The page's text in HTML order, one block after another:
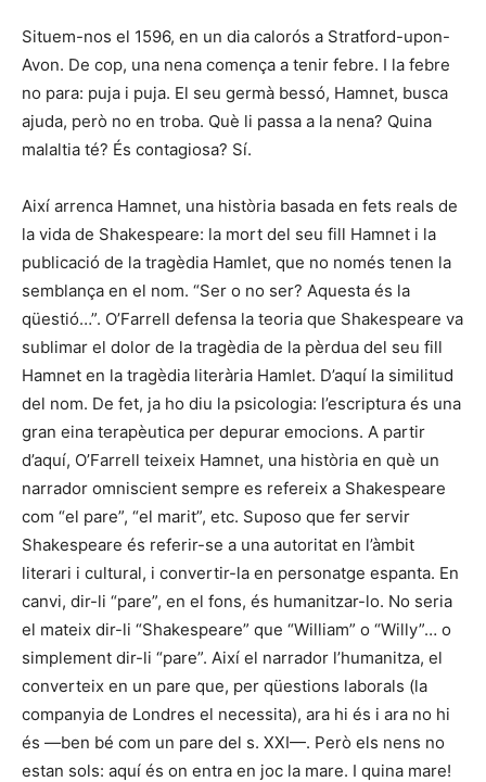
Situem-nos el 1596, en un dia calorós a Stratford-upon-
Avon. De cop, una nena comença a tenir febre. I la febre
no para: puja i puja. El seu germà bessó, Hamnet, busca
ajuda, però no en troba. Què li passa a la nena? Quina
malaltia té? És contagiosa? Sí.
Així arrenca Hamnet, una història basada en fets reals de
la vida de Shakespeare: la mort del seu fill Hamnet i la
publicació de la tragèdia Hamlet, que no només tenen la
semblança en el nom. “Ser o no ser? Aquesta és la
qüestió…”. O’Farrell defensa la teoria que Shakespeare va
sublimar el dolor de la tragèdia de la pèrdua del seu fill
Hamnet en la tragèdia literària Hamlet. D’aquí la similitud
del nom. De fet, ja ho diu la psicologia: l’escriptura és una
gran eina terapèutica per depurar emocions. A partir
d’aquí, O’Farrell teixeix Hamnet, una història en què un
narrador omniscient sempre es refereix a Shakespeare
com “el pare”, “el marit”, etc. Suposo que fer servir
Shakespeare és referir-se a una autoritat en l’àmbit
literari i cultural, i convertir-la en personatge espanta. En
canvi, dir-li “pare”, en el fons, és humanitzar-lo. No seria
el mateix dir-li “Shakespeare” que “William” o “Willy”… o
simplement dir-li “pare”. Així el narrador l’humanitza, el
converteix en un pare que, per qüestions laborals (la
companyia de Londres el necessita), ara hi és i ara no hi
és —ben bé com un pare del s. XXI—. Però els nens no
estan sols: aquí és on entra en joc la mare. I quina mare!